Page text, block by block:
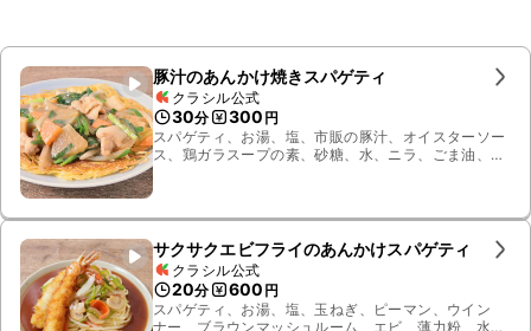
豚汁のあんかけ焼きスパゲティ
クラシル公式
30分 300 円
スパゲティ、お湯、塩、市販の豚汁、オイスターソー
ス、鶏ガラスープの素、砂糖、水、ニラ、ごま油、水
サクサクエビフライのあんかけスパゲティ
クラシル公式
20分 600 円
スパゲティ、お湯、塩、玉ねぎ、ピーマン、ウイン
ナー、ブラウンマッシュルーム、エビ、薄力粉、水、